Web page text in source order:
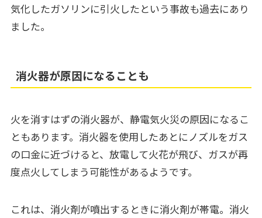
気化したガソリンに引火したという事故も過去にあり
ました。
消火器が原因になることも
火を消すはずの消火器が、静電気火災の原因になるこ
ともあります。消火器を使用したあとにノズルをガス
の口金に近づけると、放電して火花が飛び、ガスが再
度点火してしまう可能性があるようです。
これは、消火剤が噴出するときに消火剤が帯電。消火